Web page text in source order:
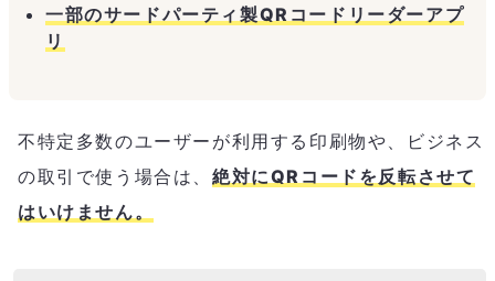
一部のサードパーティ製QRコードリーダーアプ
リ
不特定多数のユーザーが利用する印刷物や、ビジネス
の取引で使う場合は、 絶対にQRコードを反転させて
はいけません。